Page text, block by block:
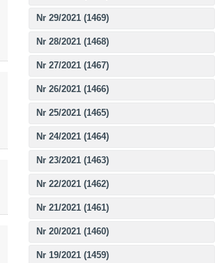
Nr 29/2021 (1469)
Nr 28/2021 (1468)
Nr 27/2021 (1467)
Nr 26/2021 (1466)
Nr 25/2021 (1465)
Nr 24/2021 (1464)
Nr 23/2021 (1463)
Nr 22/2021 (1462)
Nr 21/2021 (1461)
Nr 20/2021 (1460)
Nr 19/2021 (1459)